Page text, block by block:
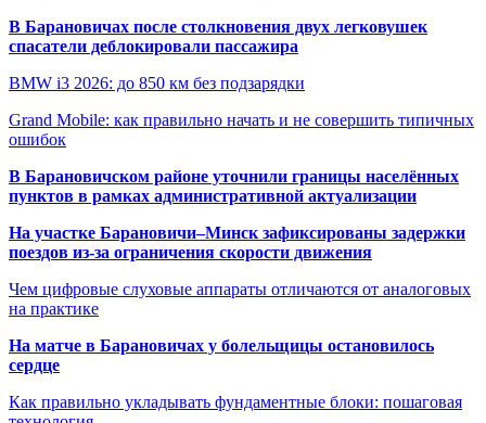
В Барановичах после столкновения двух легковушек
спасатели деблокировали пассажира
BMW i3 2026: до 850 км без подзарядки
Grand Mobile: как правильно начать и не совершить типичных
ошибок
В Барановичском районе уточнили границы населённых
пунктов в рамках административной актуализации
На участке Барановичи–Минск зафиксированы задержки
поездов из-за ограничения скорости движения
Чем цифровые слуховые аппараты отличаются от аналоговых
на практике
На матче в Барановичах у болельщицы остановилось
сердце
Как правильно укладывать фундаментные блоки: пошаговая